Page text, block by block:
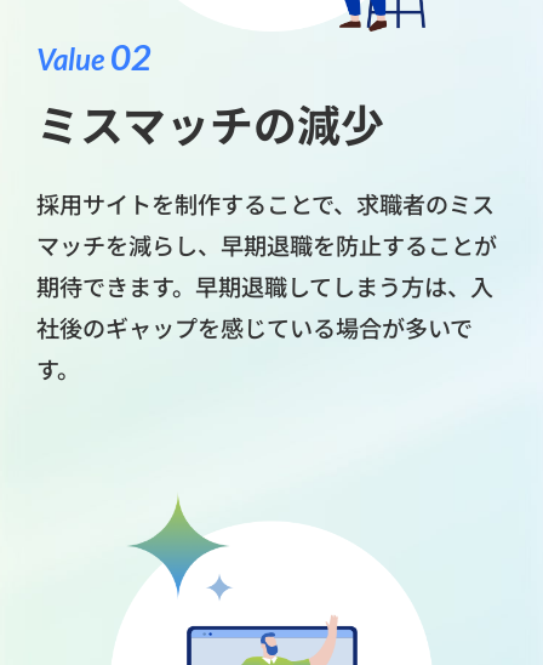
Value 02
ミスマッチの減少
採用サイトを制作することで、求職者のミス
マッチを減らし、早期退職を防止することが
期待できます。早期退職してしまう方は、入
社後のギャップを感じている場合が多いで
す。